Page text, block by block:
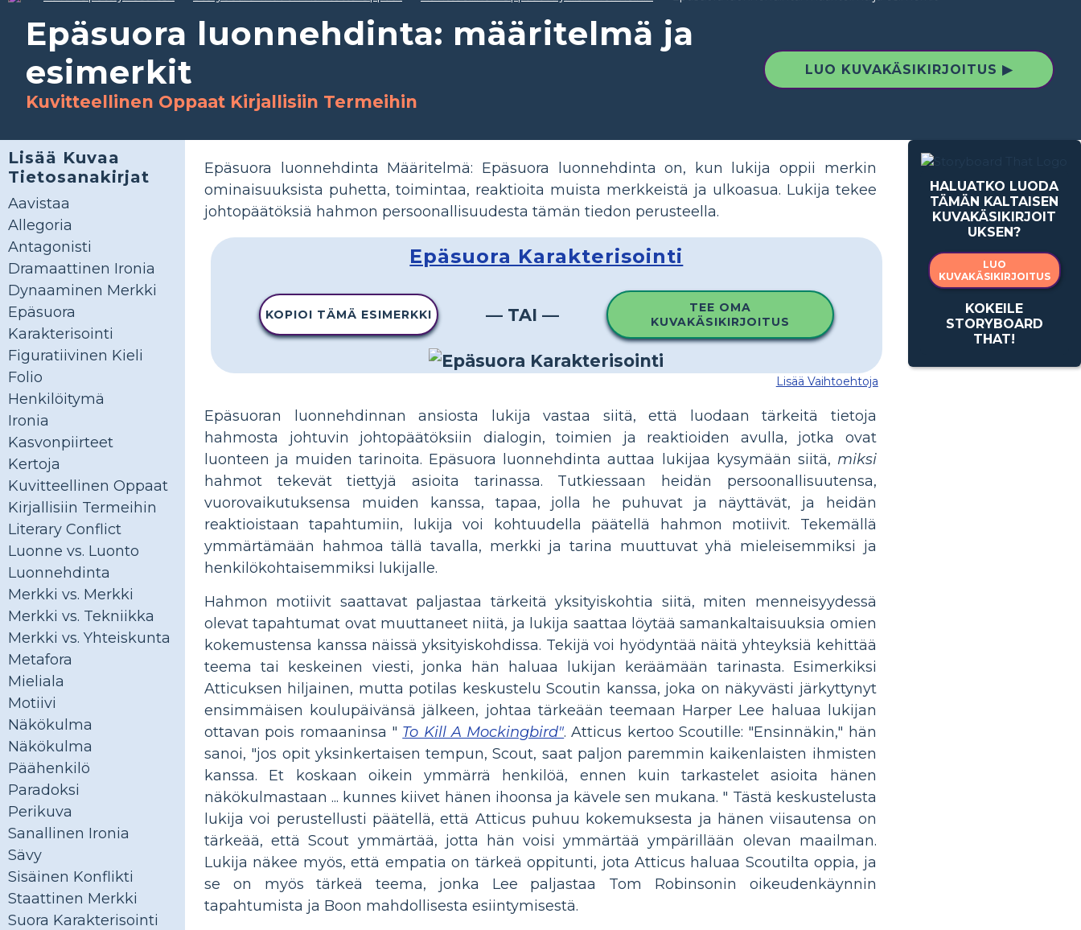
Epäsuora luonnehdinta: määritelmä ja
esimerkit
Kuvitteellinen Oppaat Kirjallisiin Termeihin
LUO KUVAKÄSIKIRJOITUS ▶
Lisää Kuvaa
Tietosanakirjat
Aavistaa
Allegoria
Antagonisti
Dramaattinen Ironia
Dynaaminen Merkki
Epäsuora
Karakterisointi
Figuratiivinen Kieli
Folio
Henkilöitymä
Ironia
Kasvonpiirteet
Kertoja
Kuvitteellinen Oppaat
Kirjallisiin Termeihin
Literary Conflict
Luonne vs. Luonto
Luonnehdinta
Merkki vs. Merkki
Merkki vs. Tekniikka
Merkki vs. Yhteiskunta
Metafora
Mieliala
Motiivi
Näkökulma
Näkökulma
Päähenkilö
Paradoksi
Perikuva
Sanallinen Ironia
Sävy
Sisäinen Konflikti
Staattinen Merkki
Suora Karakterisointi
HALUATKO LUODA
TÄMÄN KALTAISEN
KUVAKÄSIKIRJOIT
UKSEN?
LUO
KUVAKÄSIKIRJOITUS
KOKEILE
STORYBOARD
THAT!
Epäsuora luonnehdinta Määritelmä: Epäsuora luonnehdinta on, kun lukija oppii merkin
ominaisuuksista puhetta, toimintaa, reaktioita muista merkkeistä ja ulkoasua. Lukija tekee
johtopäätöksiä hahmon persoonallisuudesta tämän tiedon perusteella.
Epäsuora Karakterisointi
KOPIOI TÄMÄ ESIMERKKI — TAI —
TEE OMA
KUVAKÄSIKIRJOITUS
Lisää Vaihtoehtoja
Epäsuoran luonnehdinnan ansiosta lukija vastaa siitä, että luodaan tärkeitä tietoja
hahmosta johtuvin johtopäätöksiin dialogin, toimien ja reaktioiden avulla, jotka ovat
luonteen ja muiden tarinoita. Epäsuora luonnehdinta auttaa lukijaa kysymään siitä, miksi
hahmot tekevät tiettyjä asioita tarinassa. Tutkiessaan heidän persoonallisuutensa,
vuorovaikutuksensa muiden kanssa, tapaa, jolla he puhuvat ja näyttävät, ja heidän
reaktioistaan ​​tapahtumiin, lukija voi kohtuudella päätellä hahmon motiivit. Tekemällä
ymmärtämään hahmoa tällä tavalla, merkki ja tarina muuttuvat yhä mieleisemmiksi ja
henkilökohtaisemmiksi lukijalle.
Hahmon motiivit saattavat paljastaa tärkeitä yksityiskohtia siitä, miten menneisyydessä
olevat tapahtumat ovat muuttaneet niitä, ja lukija saattaa löytää samankaltaisuuksia omien
kokemustensa kanssa näissä yksityiskohdissa. Tekijä voi hyödyntää näitä yhteyksiä kehittää
teema tai keskeinen viesti, jonka hän haluaa lukijan keräämään tarinasta. Esimerkiksi
Atticuksen hiljainen, mutta potilas keskustelu Scoutin kanssa, joka on näkyvästi järkyttynyt
ensimmäisen koulupäivänsä jälkeen, johtaa tärkeään teemaan Harper Lee haluaa lukijan
ottavan pois romaaninsa " To Kill A Mockingbird". Atticus kertoo Scoutille: "Ensinnäkin," hän
sanoi, "jos opit yksinkertaisen tempun, Scout, saat paljon paremmin kaikenlaisten ihmisten
kanssa. Et koskaan oikein ymmärrä henkilöä, ennen kuin tarkastelet asioita hänen
näkökulmastaan ​​... kunnes kiivet hänen ihoonsa ja kävele sen mukana. " Tästä keskustelusta
lukija voi perustellusti päätellä, että Atticus puhuu kokemuksesta ja hänen viisautensa on
tärkeää, että Scout ymmärtää, jotta hän voisi ymmärtää ympärillään olevan maailman.
Lukija näkee myös, että empatia on tärkeä oppitunti, jota Atticus haluaa Scoutilta oppia, ja
se on myös tärkeä teema, jonka Lee paljastaa Tom Robinsonin oikeudenkäynnin
tapahtumista ja Boon mahdollisesta esiintymisestä.